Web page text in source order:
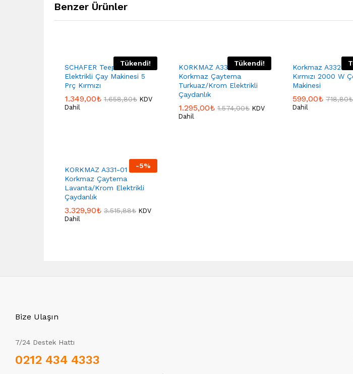
Benzer Ürünler
Tükendi!
SCHAFER Teepoint
Elektrikli Çay Makinesi 5
Prç Kırmızı
1.349,00₺ 1.658,80₺ KDV
Dahil
Tükendi!
KORKMAZ A331-06
Korkmaz Çaytema
Turkuaz/Krom Elektrikli
Çaydanlık
1.295,00₺ 1.574,00₺ KDV
Dahil
Korkmaz A332
Kırmızı 2000 W
Makinesi
599,00₺ 718,80₺
Dahil
-5%
KORKMAZ A331-01
Korkmaz Çaytema
Lavanta/Krom Elektrikli
Çaydanlık
3.329,90₺ 3.515,88₺ KDV
Dahil
Bize Ulaşın
7/24 Destek Hattı
0212 434 4333